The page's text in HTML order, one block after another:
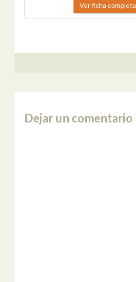
Ver ficha completa
Dejar un comentario